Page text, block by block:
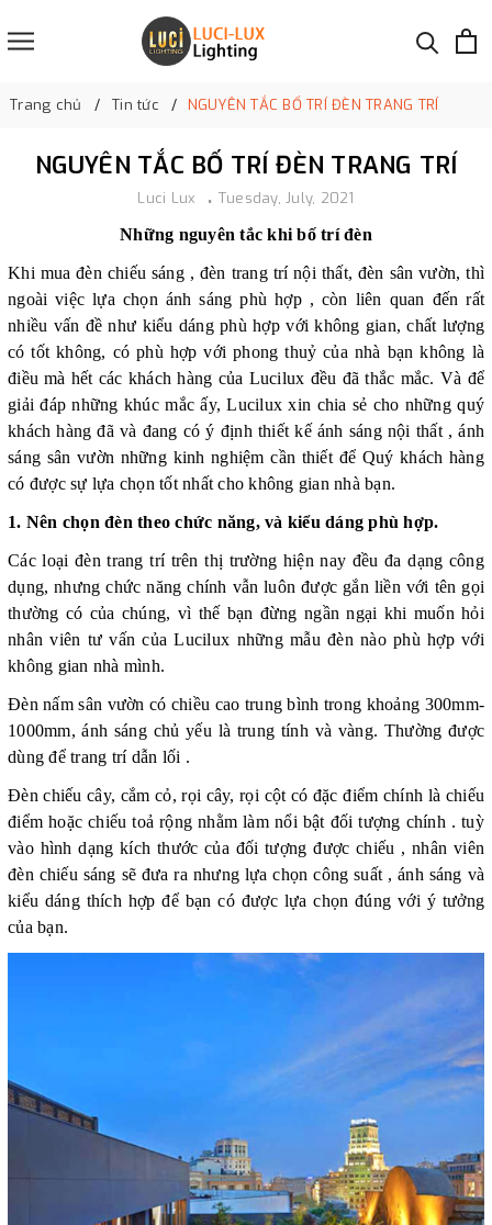
Trang chủ Tin tức NGUYÊN TẮC BỐ TRÍ ĐÈN TRANG TRÍ
NGUYÊN TẮC BỐ TRÍ ĐÈN TRANG TRÍ
Luci Lux
Tuesday, July, 2021
Những nguyên tắc khi bố trí đèn
Khi mua đèn chiếu sáng , đèn trang trí nội thất, đèn sân vườn, thì
ngoài việc lựa chọn ánh sáng phù hợp , còn liên quan đến rất
nhiều vấn đề như kiểu dáng phù hợp với không gian, chất lượng
có tốt không, có phù hợp với phong thuỷ của nhà bạn không là
điều mà hết các khách hàng của Lucilux đều đã thắc mắc. Và để
giải đáp những khúc mắc ấy, Lucilux xin chia sẻ cho những quý
khách hàng đã và đang có ý định thiết kế ánh sáng nội thất , ánh
sáng sân vườn những kinh nghiệm cần thiết để Quý khách hàng
có được sự lựa chọn tốt nhất cho không gian nhà bạn.
1. Nên chọn đèn theo chức năng, và kiểu dáng phù hợp.
Các loại đèn trang trí trên thị trường hiện nay đều đa dạng công
dụng, nhưng chức năng chính vẫn luôn được gắn liền với tên gọi
thường có của chúng, vì thế bạn đừng ngần ngại khi muốn hỏi
nhân viên tư vấn của Lucilux những mẫu đèn nào phù hợp với
không gian nhà mình.
Đèn nấm sân vườn có chiều cao trung bình trong khoảng 300mm-
1000mm, ánh sáng chủ yếu là trung tính và vàng. Thường được
dùng để trang trí dẫn lối .
Đèn chiếu cây, cắm cỏ, rọi cây, rọi cột có đặc điểm chính là chiếu
điểm hoặc chiếu toả rộng nhằm làm nổi bật đối tượng chính . tuỳ
vào hình dạng kích thước của đối tượng được chiếu , nhân viên
đèn chiếu sáng sẽ đưa ra nhưng lựa chọn công suất , ánh sáng và
kiểu dáng thích hợp để bạn có được lựa chọn đúng với ý tưởng
của bạn.